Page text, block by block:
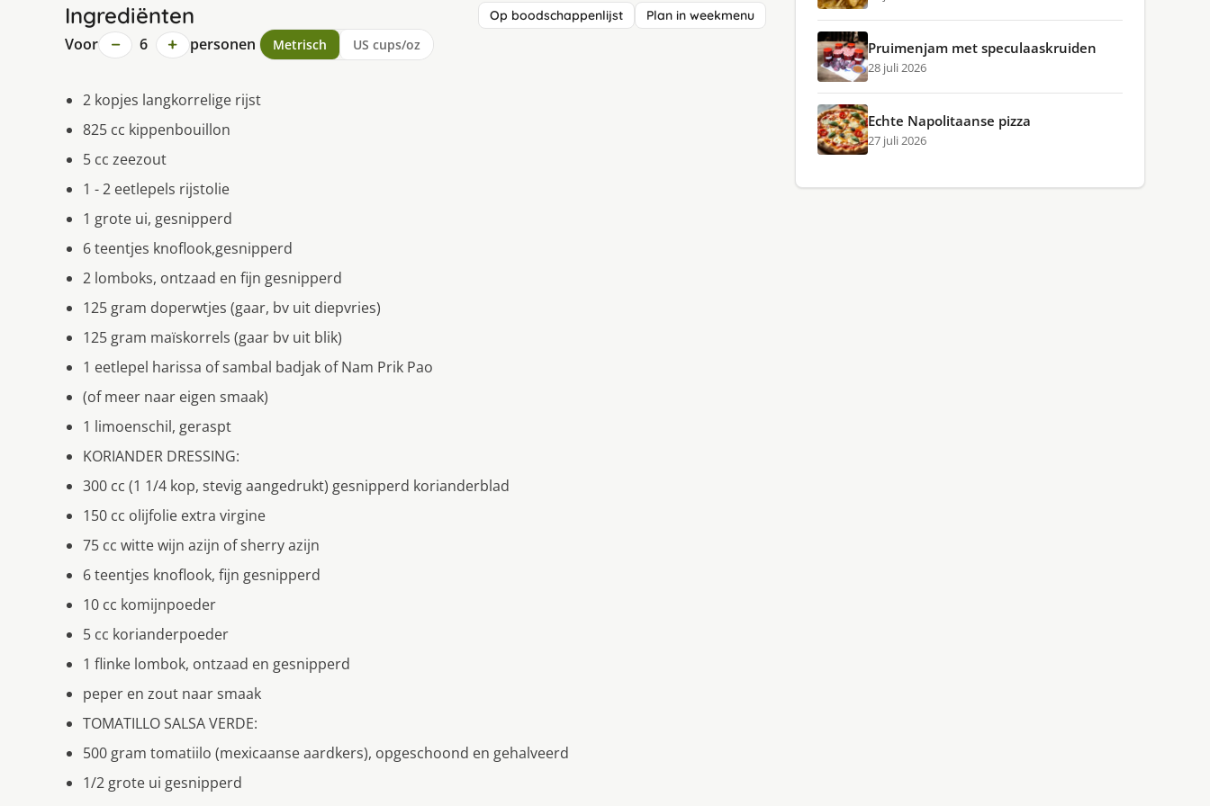
Ingrediënten Op boodschappenlijst Plan in weekmenu
Voor − 6 + personen Metrisch US cups/oz
2 kopjes langkorrelige rijst
825 cc kippenbouillon
5 cc zeezout
1 - 2 eetlepels rijstolie
1 grote ui, gesnipperd
6 teentjes knoflook,gesnipperd
2 lomboks, ontzaad en fijn gesnipperd
125 gram doperwtjes (gaar, bv uit diepvries)
125 gram maïskorrels (gaar bv uit blik)
1 eetlepel harissa of sambal badjak of Nam Prik Pao
(of meer naar eigen smaak)
1 limoenschil, geraspt
KORIANDER DRESSING:
300 cc (1 1/4 kop, stevig aangedrukt) gesnipperd korianderblad
150 cc olijfolie extra virgine
75 cc witte wijn azijn of sherry azijn
6 teentjes knoflook, fijn gesnipperd
10 cc komijnpoeder
5 cc korianderpoeder
1 flinke lombok, ontzaad en gesnipperd
peper en zout naar smaak
TOMATILLO SALSA VERDE:
500 gram tomatiilo (mexicaanse aardkers), opgeschoond en gehalveerd
1/2 grote ui gesnipperd
Pruimenjam met speculaaskruiden
28 juli 2026
Echte Napolitaanse pizza
27 juli 2026